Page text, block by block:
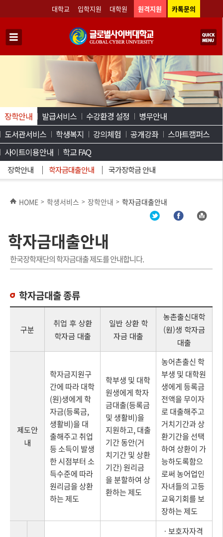
대학교 입학지원 대학원 원격지원 카톡문의
장학안내
장학안내 학자금대출안내 국가장학금 안내
발급서비스 수강환경 설정
병무안내
도서관서비스
학생복지 강의체험 공개강좌
스마트캠퍼스
사이트이용안내
학교 FAQ
HOME > 학생서비스 > 장학안내 > 학자금대출안내
학자금대출안내
한국장학재단의 학자금대출 제도를 안내합니다.
학자금대출 종류
구분
취업 후 상환
학자금 대출
일반 상환 학
자금 대출
농촌출신대학
(원)생 학자금
대출
제도안
내
학자금지원구
간에 따라 대학
(원)생에게 학
자금(등록금,
생활비)을 대
출해주고 취업
등 소득이 발생
한 시점부터 소
득수준에 따라
원리금을 상환
하는 제도
학부생 및 대학
원생에게 학자
금대출(등록금
및 생활비)을
지원하고, 대출
기간 동안(거
치기간 및 상환
기간) 원리금
을 분할하여 상
환하는 제도
농어촌출신 학
부생 및 대학원
생에게 등록금
전액을 무이자
로 대출해주고
거치기간과 상
환기간을 선택
하여 상환이 가
능하도록함으
로써 농어업인
자녀들의 고등
교육기회를 보
장하는 제도
ㆍ보호자자격